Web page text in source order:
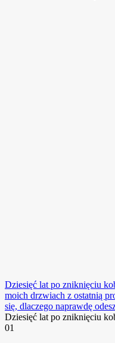
Dziesięć lat po zniknięciu
moich drzwiach z ostatnią
się, dlaczego naprawdę
Dziesięć lat po zniknięciu
01